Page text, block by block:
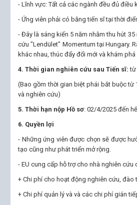
- Lĩnh vực: Tất cả các ngành đều đủ điều
- Ứng viên phải có bằng tiến sĩ tại thời
- Đây là sáng kiến 5 năm nhằm thu hút
cứu "Lendület" Momentum tại Hungary.
khác nhau, thúc đẩy đổi mới và khám
4. Thời gian nghiên cứu sau Tiến sĩ: từ
(Bao gồm thời gian biệt phái bắt buộc từ
và nghiên cứu)
5. Thời hạn nộp Hồ sơ: 02/4/2025 đến
6. Quyền lợi
- Những ứng viên được chọn sẽ được
tạo cũng như phát triển mở rộng.
- EU cung cấp hỗ trợ cho nhà nghiên cứu
+ Chi phí cho hoạt động nghiên cứu, đào
+ Chi phí quản lý và và các chi phí gián